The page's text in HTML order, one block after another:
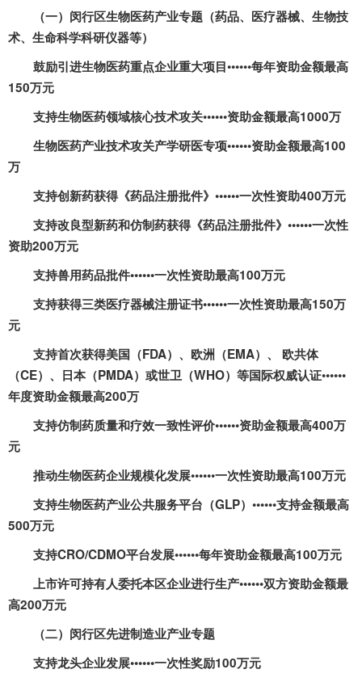
（一）闵行区生物医药产业专题（药品、医疗器械、生物技
术、生命科学科研仪器等）
鼓励引进生物医药重点企业重大项目••••••每年资助金额最高
150万元
支持生物医药领域核心技术攻关••••••资助金额最高1000万
生物医药产业技术攻关产学研医专项••••••资助金额最高100
万
支持创新药获得《药品注册批件》••••••一次性资助400万元
支持改良型新药和仿制药获得《药品注册批件》••••••一次性
资助200万元
支持兽用药品批件••••••一次性资助最高100万元
支持获得三类医疗器械注册证书••••••一次性资助最高150万
元
支持首次获得美国（FDA）、欧洲（EMA）、 欧共体
（CE）、日本（PMDA）或世卫（WHO）等国际权威认证••••••
年度资助金额最高200万
支持仿制药质量和疗效一致性评价••••••资助金额最高400万
元
推动生物医药企业规模化发展••••••一次性资助最高100万元
支持生物医药产业公共服务平台（GLP）••••••支持金额最高
500万元
支持CRO/CDMO平台发展••••••每年资助金额最高100万元
上市许可持有人委托本区企业进行生产••••••双方资助金额最
高200万元
（二）闵行区先进制造业产业专题
支持龙头企业发展••••••一次性奖励100万元